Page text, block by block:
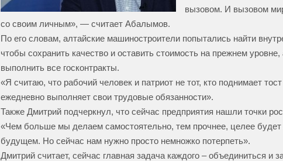
вызовом. И вызовом
со своим личным», — считает Абалымов.
По его словам, алтайские машиностроители попытались найти
чтобы сохранить качество и оставить стоимость на прежнем уровне,
выполнить все госконтракты.
«Я считаю, что рабочий человек и патриот не тот, кто поднимает тост
ежедневно выполняет свои трудовые обязанности».
Также Дмитрий подчеркнул, что сейчас предприятия нашли точки
«Чем больше мы делаем самостоятельно, тем прочнее, целее будет
будущем. Но сейчас нам нужно просто немножко потерпеть».
Дмитрий считает, сейчас главная задача каждого – объединиться и